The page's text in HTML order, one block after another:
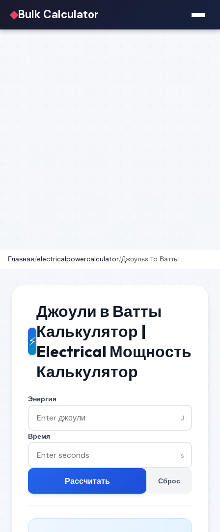
◆Bulk Calculator
Главная/electricalpowercalculator/Джоульs To Ватты
⚡
Джоули в Ватты
Калькулятор |
Electrical Мощность
Калькулятор
Энергия
J
Время
s
Рассчитать Сброс